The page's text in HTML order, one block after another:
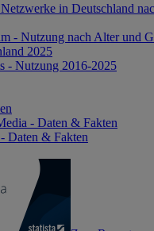
in Deutschland
- Nutzung nach Alter und
2025
- Nutzung 2016-2025
- Daten & Fakten
Daten & Fakten